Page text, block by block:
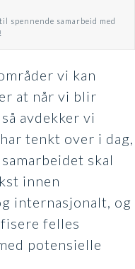
spennende samarbeid med
vi kan
at når vi blir
avdekker vi
tenkt over i dag,
skal
innen
internasjonalt, og
felles
potensielle